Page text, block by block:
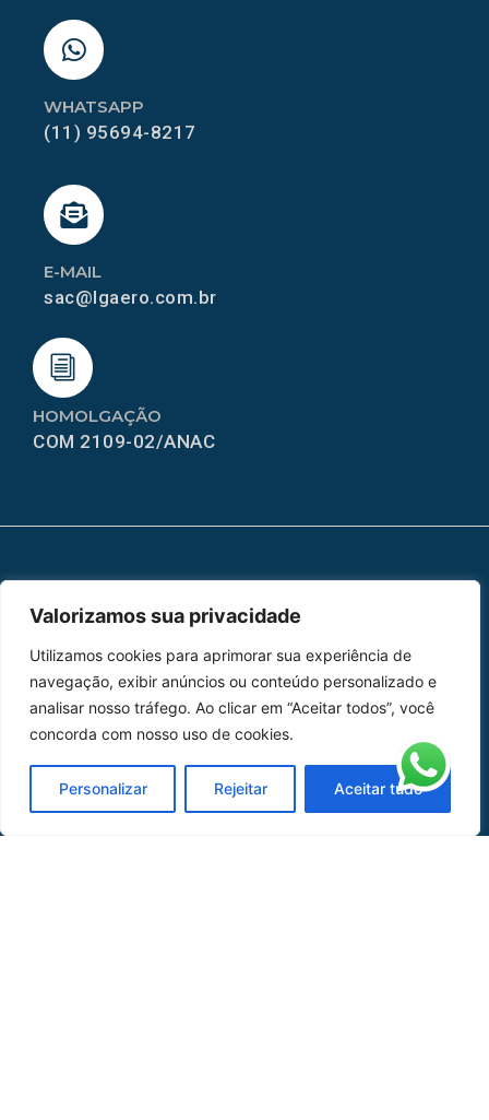
Valorizamos sua privacidade
Utilizamos cookies para aprimorar sua experiência de
navegação, exibir anúncios ou conteúdo personalizado e
analisar nosso tráfego. Ao clicar em “Aceitar todos”, você
concorda com nosso uso de cookies.
Personalizar Rejeitar Aceitar tudo
HOMOLGAÇÃO
COM 2109-02/ANAC
E-MAIL
sac@lgaero.com.br
WHATSAPP
(11) 95694-8217
Peças
Catálogo de Aplicações
Oficina de Mangueiras